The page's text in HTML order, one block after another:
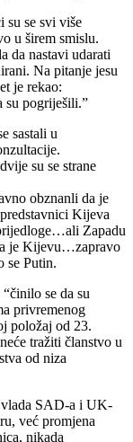
su se svi više
u širem smislu.
da nastavi udarati
Na pitanje jesu
je rekao:
su pogriješili.”
sastali u
su se strane
obznanli da je
Kijeva
Zapadu
je Kijevu…zapravo
se Putin.
se da su
privremenog
položaj od 23.
tražiti članstvo u
od niza
SAD-a i UK-
već promjena
nikada